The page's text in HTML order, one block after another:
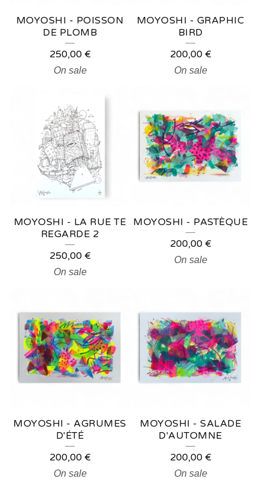
MOYOSHI - POISSON
DE PLOMB
250,00 €
On sale
MOYOSHI - GRAPHIC
BIRD
200,00 €
On sale
MOYOSHI - LA RUE TE
REGARDE 2
250,00 €
On sale
MOYOSHI - PASTÈQUE
200,00 €
On sale
MOYOSHI - AGRUMES
D'ÉTÉ
200,00 €
On sale
MOYOSHI - SALADE
D'AUTOMNE
200,00 €
On sale